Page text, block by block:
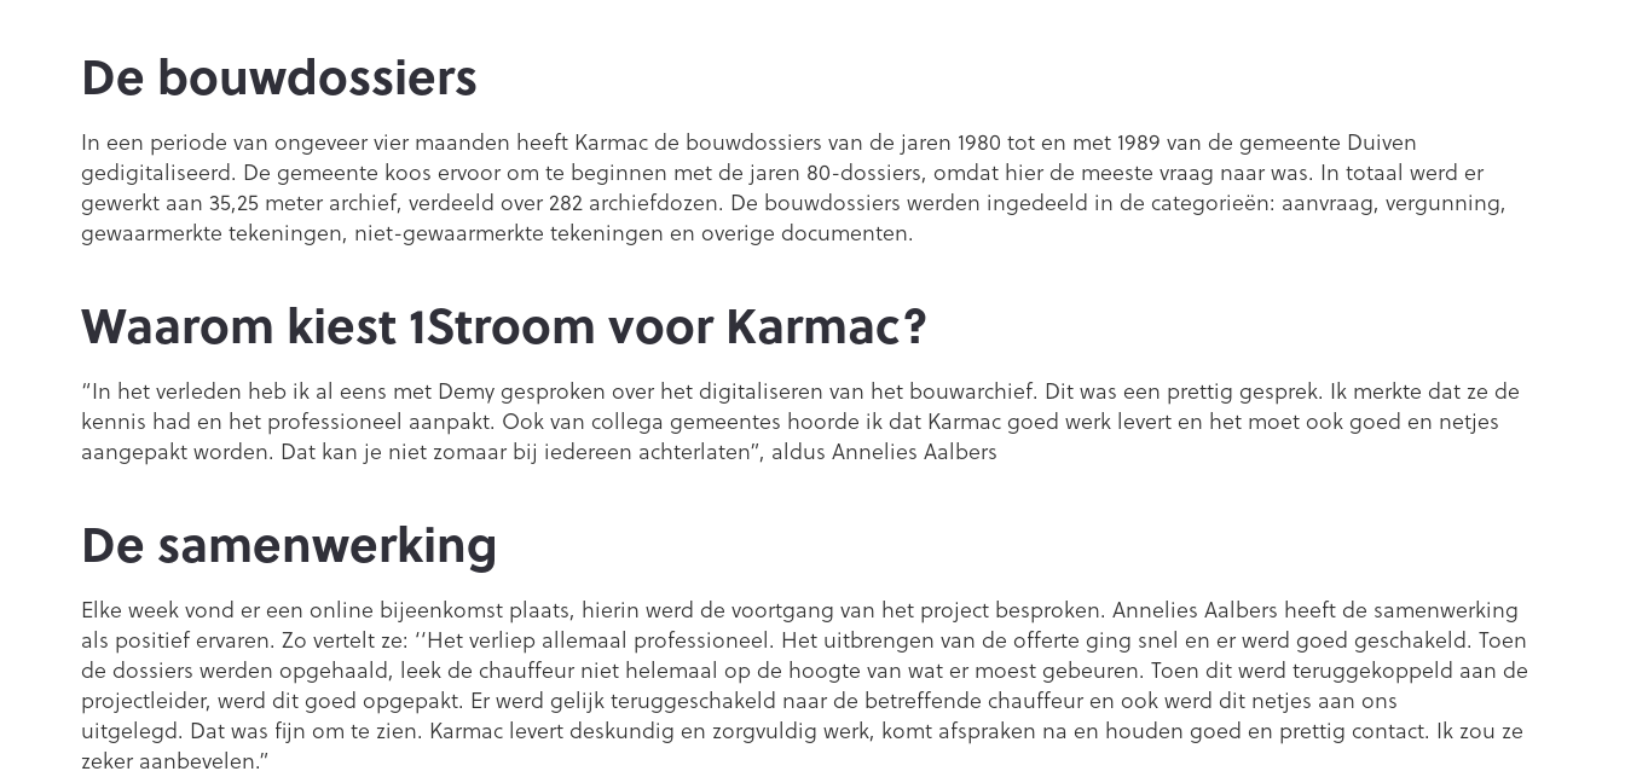
De bouwdossiers
In een periode van ongeveer vier maanden heeft Karmac de bouwdossiers van de jaren 1980 tot en met 1989 van de gemeente Duiven
gedigitaliseerd. De gemeente koos ervoor om te beginnen met de jaren 80-dossiers, omdat hier de meeste vraag naar was. In totaal werd er
gewerkt aan 35,25 meter archief, verdeeld over 282 archiefdozen. De bouwdossiers werden ingedeeld in de categorieën: aanvraag, vergunning,
gewaarmerkte tekeningen, niet-gewaarmerkte tekeningen en overige documenten.
Waarom kiest 1Stroom voor Karmac?
“In het verleden heb ik al eens met Demy gesproken over het digitaliseren van het bouwarchief. Dit was een prettig gesprek. Ik merkte dat ze de
kennis had en het professioneel aanpakt. Ook van collega gemeentes hoorde ik dat Karmac goed werk levert en het moet ook goed en netjes
aangepakt worden. Dat kan je niet zomaar bij iedereen achterlaten”, aldus Annelies Aalbers
De samenwerking
Elke week vond er een online bijeenkomst plaats, hierin werd de voortgang van het project besproken. Annelies Aalbers heeft de samenwerking
als positief ervaren. Zo vertelt ze: ‘‘Het verliep allemaal professioneel. Het uitbrengen van de offerte ging snel en er werd goed geschakeld. Toen
de dossiers werden opgehaald, leek de chauffeur niet helemaal op de hoogte van wat er moest gebeuren. Toen dit werd teruggekoppeld aan de
projectleider, werd dit goed opgepakt. Er werd gelijk teruggeschakeld naar de betreffende chauffeur en ook werd dit netjes aan ons
uitgelegd. Dat was fijn om te zien. Karmac levert deskundig en zorgvuldig werk, komt afspraken na en houden goed en prettig contact. Ik zou ze
zeker aanbevelen.”